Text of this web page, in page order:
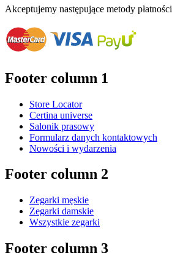
Akceptujemy następujące metody płatności
Footer column 1
Store Locator
Certina universe
Salonik prasowy
Formularz danych kontaktowych
Nowości i wydarzenia
Footer column 2
Zegarki męskie
Zegarki damskie
Wszystkie zegarki
Footer column 3